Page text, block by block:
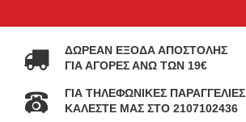
ΔΩΡΕΑΝ ΕΞΟΔΑ ΑΠΟΣΤΟΛΗΣ
ΓΙΑ ΑΓΟΡΕΣ ΑΝΩ ΤΩΝ 19€
ΓΙΑ ΤΗΛΕΦΩΝΙΚΕΣ ΠΑΡΑΓΓΕΛΙΕΣ
ΚΑΛΕΣΤΕ ΜΑΣ ΣΤΟ 2107102436